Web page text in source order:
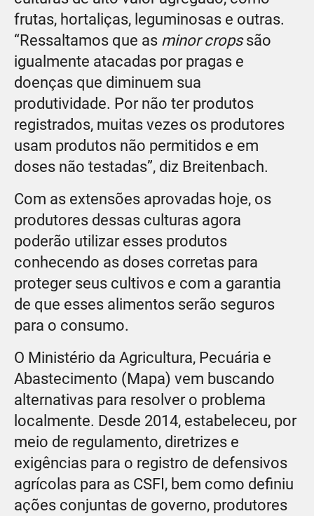
frutas, hortaliças, leguminosas e outras.
“Ressaltamos que as minor cropssão
igualmente atacadas por pragas e
doenças que diminuem sua
produtividade. Por não ter produtos
registrados, muitas vezes os produtores
usam produtos não permitidos e em
doses não testadas”, diz Breitenbach.
Com as extensões aprovadas hoje, os
produtores dessas culturas agora
poderão utilizar esses produtos
conhecendo as doses corretas para
proteger seus cultivos e com a garantia
de que esses alimentos serão seguros
para o consumo.
O Ministério da Agricultura, Pecuária e
Abastecimento (Mapa) vem buscando
alternativas para resolver o problema
localmente. Desde 2014, estabeleceu, por
meio de regulamento, diretrizes e
exigências para o registro de defensivos
agrícolas para as CSFI, bem como definiu
ações conjuntas de governo, produtores